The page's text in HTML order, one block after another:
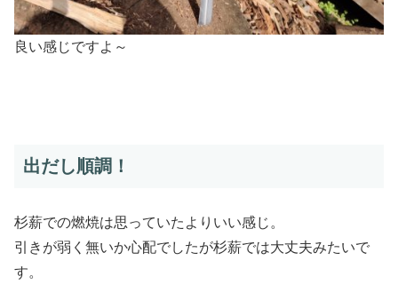
良い感じですよ～
出だし順調！
杉薪での燃焼は思っていたよりいい感じ。
引きが弱く無いか心配でしたが杉薪では大丈夫みたいで
す。